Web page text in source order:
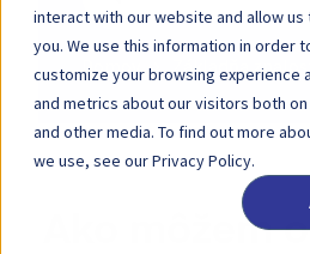
interact with our website and allow
you. We use this information in order
customize your browsing experience
and metrics about our visitors both
and other media. To find out more
we use, see our Privacy Policy.
Domov Základňa znalostí
Ako môžem